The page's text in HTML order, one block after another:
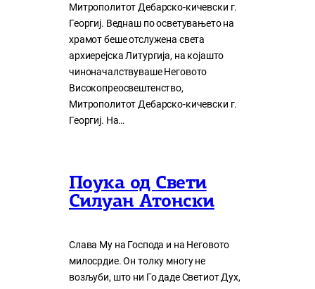
Митрополитот Дебарско-кичевски г.
Георгиј. Веднаш по осветувањето на
храмот беше отслужена света
архиерејска Литургија, на којашто
чиноначалствуваше Неговото
Високопреосвештенство,
Митрополитот Дебарско-кичевски г.
Георгиј. На…
Поука од Свети
Силуан Атонски
Слава Му на Господа и на Неговото
милосрдие. Он толку многу нe
возљуби, што ни Го даде Светиот Дух,